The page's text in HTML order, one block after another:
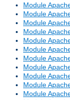
Module
Module
Module
Module
Module
Module
Module
Module
Module
Module
Module